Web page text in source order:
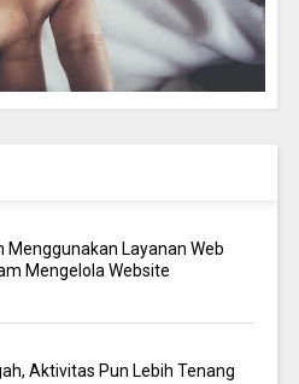
Menggunakan Layanan Web
Mengelola Website
Aktivitas Pun Lebih Tenang